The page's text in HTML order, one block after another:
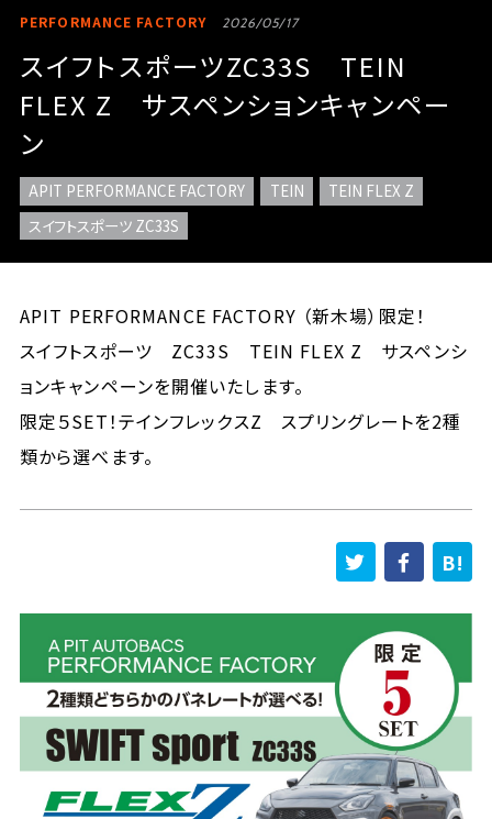
PERFORMANCE FACTORY 2026/05/17
スイフトスポーツZC33S TEIN
FLEX Z サスペンションキャンペー
ン
APIT PERFORMANCE FACTORY TEIN
TEIN FLEX Z
スイフトスポーツ ZC33S
APIT PERFORMANCE FACTORY （新木場）限定！
スイフトスポーツ ZC33S TEIN FLEX Z サスペンシ
ョンキャンペーンを開催いたします。
限定５SET！テインフレックスZ スプリングレートを2種
類から選べます。